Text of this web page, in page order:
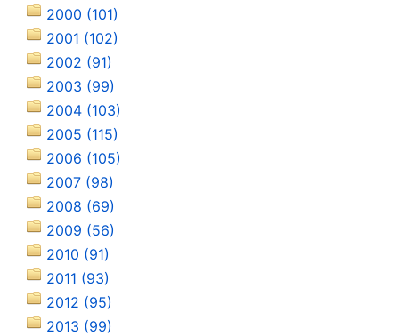
2000 (101)
2001 (102)
2002 (91)
2003 (99)
2004 (103)
2005 (115)
2006 (105)
2007 (98)
2008 (69)
2009 (56)
2010 (91)
2011 (93)
2012 (95)
2013 (99)